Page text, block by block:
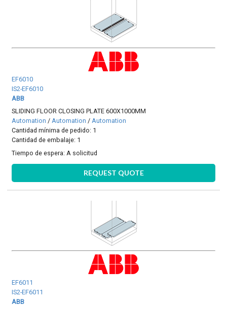
EF6010
IS2-EF6010
ABB
SLIDING FLOOR CLOSING PLATE 600X1000MM
Automation /Automation /Automation
Cantidad mínima de pedido: 1
Cantidad de embalaje: 1
Tiempo de espera: A solicitud
REQUEST QUOTE
EF6011
IS2-EF6011
ABB